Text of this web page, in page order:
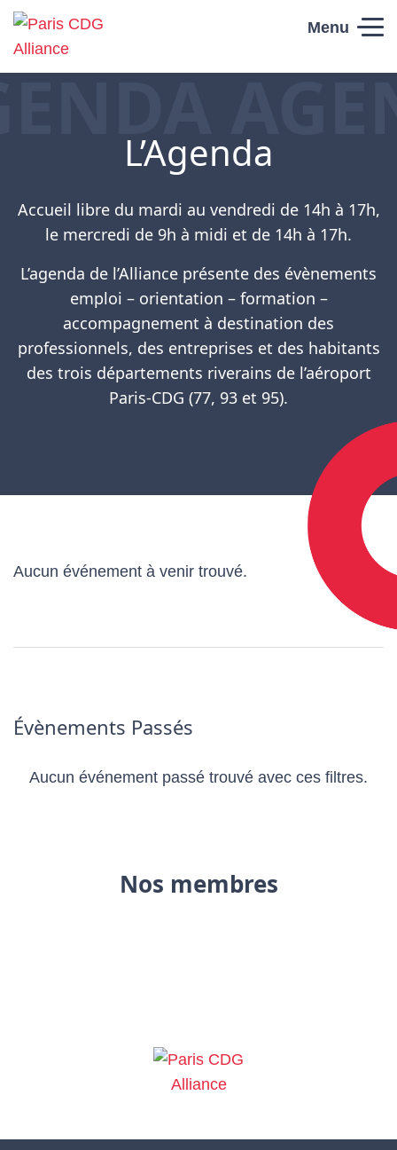
Skip to content
Paris CDG
Menu
L’Agenda
Accueil libre du mardi au vendredi de 14h à 17h,
le mercredi de 9h à midi et de 14h à 17h.
L’agenda de l’Alliance présente des évènements
emploi – orientation – formation –
accompagnement à destination des
professionnels, des entreprises et des habitants
des trois départements riverains de l’aéroport
Paris-CDG (77, 93 et 95).
Aucun événement à venir trouvé.
Évènements Passés
Aucun événement passé trouvé avec ces filtres.
Nos membres